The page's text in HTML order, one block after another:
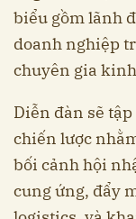
biểu gồm lãnh
doanh nghiệp
chuyên gia
Diễn đàn sẽ
chiến lược
bối cảnh hội
cung ứng, đẩy